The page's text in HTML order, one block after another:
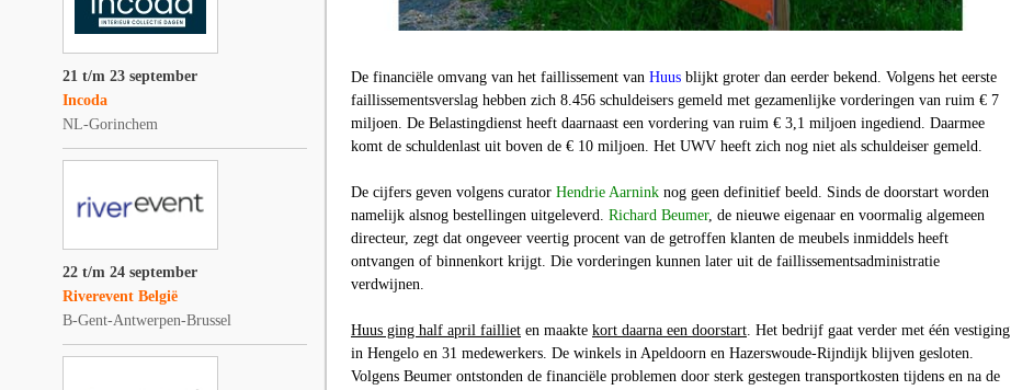
21 t/m 23 september
Incoda
NL-Gorinchem
22 t/m 24 september
Riverevent België
B-Gent-Antwerpen-Brussel
De financiële omvang van het faillissement van Huus blijkt groter dan eerder bekend. Volgens het eerste
faillissementsverslag hebben zich 8.456 schuldeisers gemeld met gezamenlijke vorderingen van ruim € 7
miljoen. De Belastingdienst heeft daarnaast een vordering van ruim € 3,1 miljoen ingediend. Daarmee
komt de schuldenlast uit boven de € 10 miljoen. Het UWV heeft zich nog niet als schuldeiser gemeld.
De cijfers geven volgens curator Hendrie Aarnink nog geen definitief beeld. Sinds de doorstart worden
namelijk alsnog bestellingen uitgeleverd. Richard Beumer, de nieuwe eigenaar en voormalig algemeen
directeur, zegt dat ongeveer veertig procent van de getroffen klanten de meubels inmiddels heeft
ontvangen of binnenkort krijgt. Die vorderingen kunnen later uit de faillissementsadministratie
verdwijnen.
Huus ging half april failliet en maakte kort daarna een doorstart. Het bedrijf gaat verder met één vestiging
in Hengelo en 31 medewerkers. De winkels in Apeldoorn en Hazerswoude-Rijndijk blijven gesloten.
Volgens Beumer ontstonden de financiële problemen door sterk gestegen transportkosten tijdens en na de